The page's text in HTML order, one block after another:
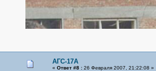
АГС-17А
« Ответ #8 :26 Февраля 2007, 21:22:08 »